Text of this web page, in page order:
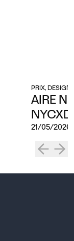
PRIX,
AIRE
21/05/2026